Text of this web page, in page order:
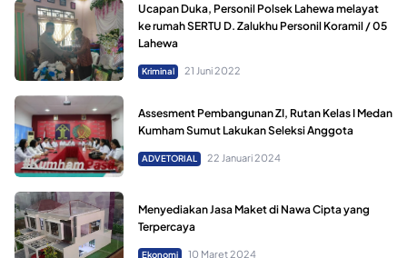
Ucapan Duka, Personil Polsek Lahewa melayat
ke rumah SERTU D. Zalukhu Personil Koramil / 05
Lahewa
Kriminal 21 Juni 2022
Assesment Pembangunan ZI, Rutan Kelas I Medan
Kumham Sumut Lakukan Seleksi Anggota
ADVETORIAL 22 Januari 2024
Menyediakan Jasa Maket di Nawa Cipta yang
Terpercaya
Ekonomi 10 Maret 2024